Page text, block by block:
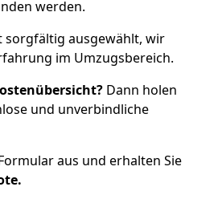
werden.
sorgfältig ausgewählt, wir
im Umzugsbereich.
Dann holen
und unverbindliche
aus und erhalten Sie